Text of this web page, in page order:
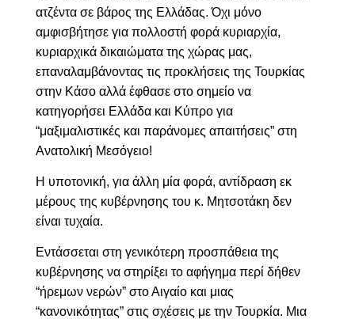
ατζέντα σε βάρος της Ελλάδας. Όχι μόνο
αμφισβήτησε για πολλοστή φορά κυριαρχία,
κυριαρχικά δικαιώματα της χώρας μας,
επαναλαμβάνοντας τις προκλήσεις της Τουρκίας
στην Κάσο αλλά έφθασε στο σημείο να
κατηγορήσει Ελλάδα και Κύπρο για
“μαξιμαλιστικές και παράνομες απαιτήσεις” στη
Ανατολική Μεσόγειο!
Η υποτονική, για άλλη μία φορά, αντίδραση εκ
μέρους της κυβέρνησης του κ. Μητσοτάκη δεν
είναι τυχαία.
Εντάσσεται στη γενικότερη προσπάθεια της
κυβέρνησης να στηρίξει το αφήγημα περί δήθεν
“ήρεμων νερών” στο Αιγαίο και μιας
“κανονικότητας” στις σχέσεις με την Τουρκία. Μια